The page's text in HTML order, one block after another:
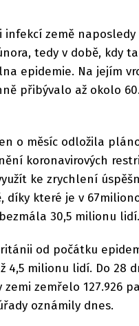
infekcí země naposledy
tedy v době, kdy
epidemie. Na jejím
přibývalo až okolo
o měsíc odložila
koronavirových
ke zrychlení
díky které je v
30,5 milionu lidí.
od počátku
4,5 milionu lidí. Do 28
zemřelo 127.926
oznámily dnes.